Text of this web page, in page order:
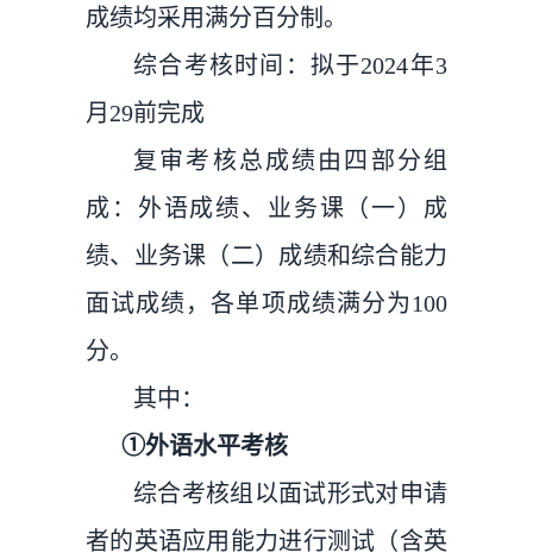
成绩均采用满分百分制。
综合考核时间：拟于2024年3
月29前完成
复审考核总成绩由四部分组
成：外语成绩、业务课（一）成
绩、业务课（二）成绩和综合能力
面试成绩，各单项成绩满分为100
分。
其中：
①外语水平考核
综合考核组以面试形式对申请
者的英语应用能力进行测试（含英